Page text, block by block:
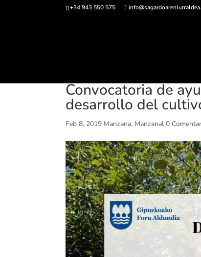
+34 943 550 575
Convocatoria de
desarrollo del
Feb 8, 2019 Manzana, Manzanal 0